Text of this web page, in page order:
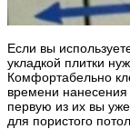
Если вы
укладкой плитки
Комфортабельно
времени
первую из их вы
для пористого